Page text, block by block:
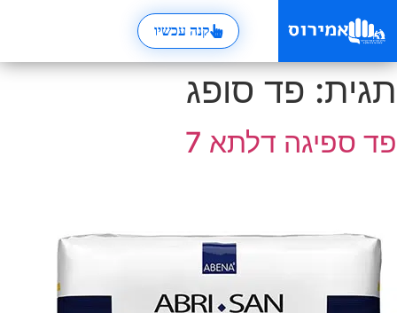
קנה עכשיו
תגית: פד סופג
פד ספיגה דלתא 7